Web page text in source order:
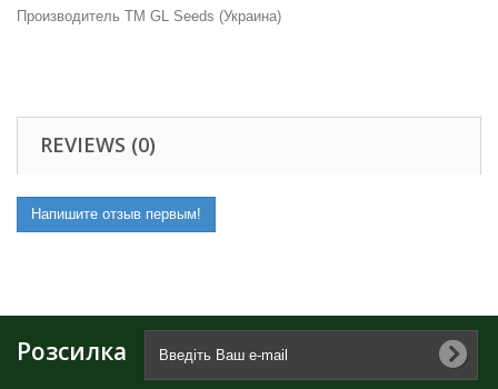
Производитель ТМ GL Seeds (Украина)
REVIEWS (0)
Напишите отзыв первым!
Розсилка